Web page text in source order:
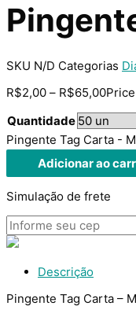
SKU N/D Categorias
R$2,00 – R$65,00
Quantidade
Pingente Tag Carta -
Adicionar ao
Simulação de frete
Descrição
Pingente Tag Carta –